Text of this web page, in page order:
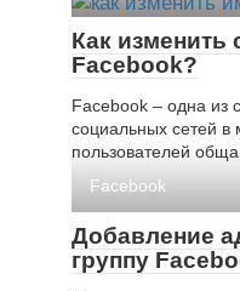
Как изменить
Facebook?
Facebook – одна из
социальных сетей
пользователей
Facebook
Добавление
группу